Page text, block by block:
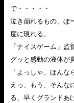
で・・・・・
泣き崩れるもの、ぼ
度に現れる。
「ナイスゲーム」
グッと感動の液体が
「よっしゃ、ほんな
えっ、もう、そんな
る、早くグランドあ